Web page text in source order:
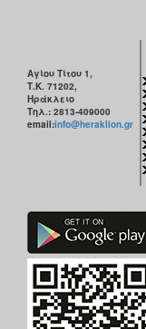
Αγίου Τίτου 1,
Τ.Κ. 71202,
Ηράκλειο
Τηλ.: 2813-409000
email:info@heraklion.gr